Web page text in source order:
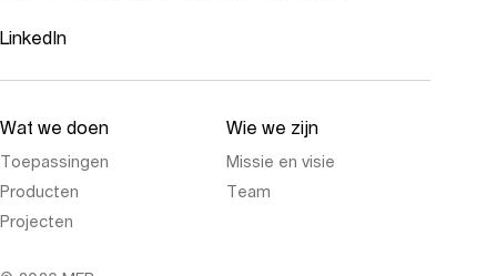
LinkedIn
Wat we doen
Toepassingen
Producten
Projecten
Wie we zijn
Missie en visie
Team